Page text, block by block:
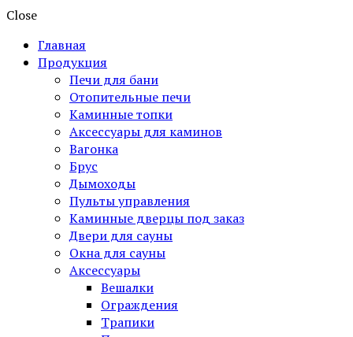
Close
Главная
Продукция
Печи для бани
Отопительные печи
Каминные топки
Аксессуары для каминов
Вагонка
Брус
Дымоходы
Пульты управления
Каминные дверцы под заказ
Двери для сауны
Окна для сауны
Аксессуары
Вешалки
Ограждения
Трапики